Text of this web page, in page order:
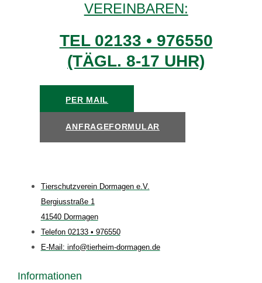
VEREINBAREN:
TEL 02133 • 976550
(TÄGL. 8-17 UHR)
PER MAIL
ANFRAGEFORMULAR
Tierschutzverein Dormagen e.V.
Bergiusstraße 1
41540 Dormagen
Telefon 02133 • 976550
E-Mail: info@tierheim-dormagen.de
Informationen